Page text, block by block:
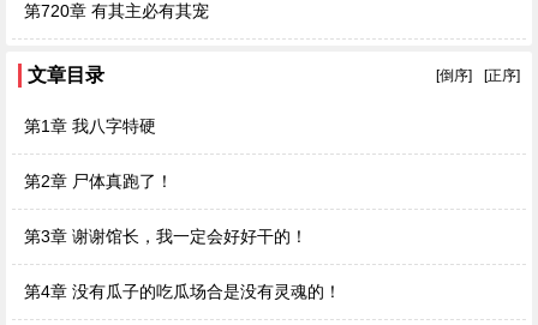
第720章 有其主必有其宠
文章目录 [正序]
[倒序]
第1章 我八字特硬
第2章 尸体真跑了！
第3章 谢谢馆长，我一定会好好干的！
第4章 没有瓜子的吃瓜场合是没有灵魂的！